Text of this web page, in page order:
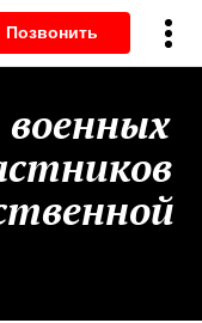
военных